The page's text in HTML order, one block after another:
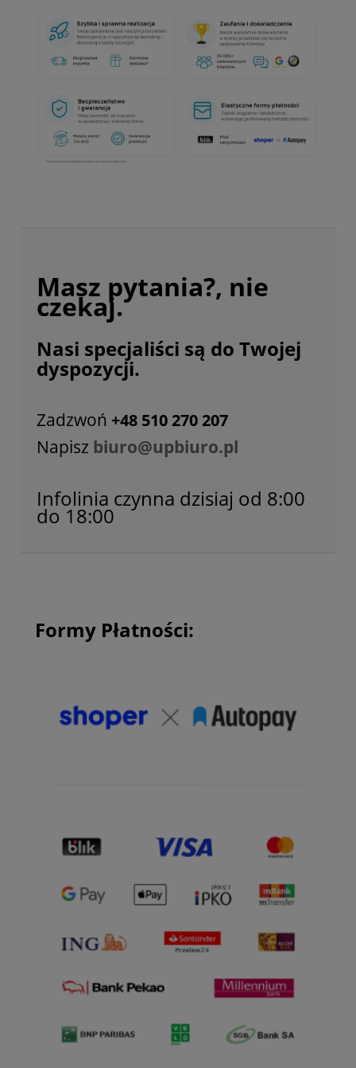
Masz pytania?, nie
czekaj.
Nasi specjaliści są do Twojej
dyspozycji.
Zadzwoń +48 510 270 207
Napisz biuro@upbiuro.pl
Infolinia czynna dzisiaj od 8:00
do 18:00
Formy Płatności: